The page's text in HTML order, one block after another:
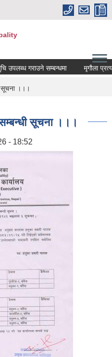
गराउने सम्बन्धमा मृगौला
सूचना ।।।
सूचना ।।।
- 18:52